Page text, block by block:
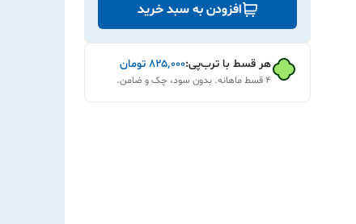
افزودن به سبد خرید
هر قسط با ترب‌پی:۸۲۵٬۰۰۰ تومان
۴ قسط ماهانه. بدون سود، چک و ضامن.